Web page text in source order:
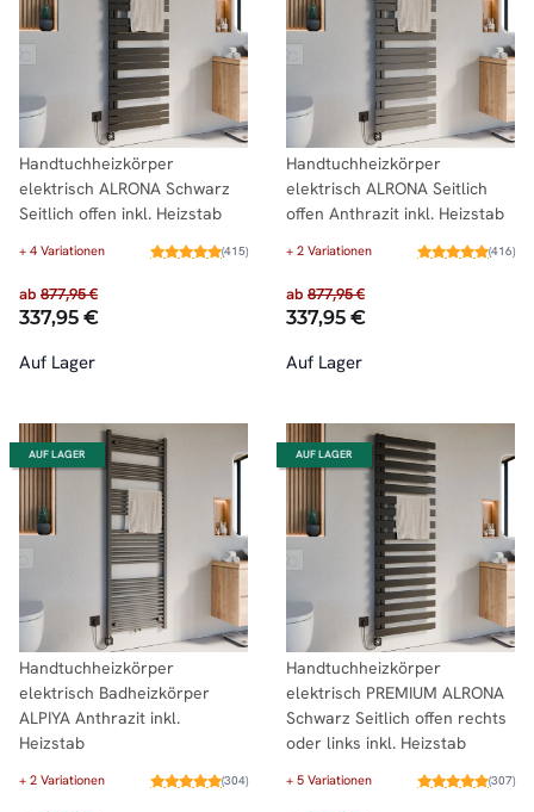
Handtuchheizkörper
elektrisch ALRONA Schwarz
Seitlich offen inkl. Heizstab
+ 4 Variationen (415)
ab 877,95 €
337,95 €
Auf Lager
Handtuchheizkörper
elektrisch ALRONA Seitlich
offen Anthrazit inkl. Heizstab
+ 2 Variationen (416)
ab 877,95 €
337,95 €
Auf Lager
AUF LAGER
Handtuchheizkörper
elektrisch Badheizkörper
ALPIYA Anthrazit inkl.
Heizstab
+ 2 Variationen (304)
AUF LAGER
Handtuchheizkörper
elektrisch PREMIUM ALRONA
Schwarz Seitlich offen rechts
oder links inkl. Heizstab
+ 5 Variationen (307)